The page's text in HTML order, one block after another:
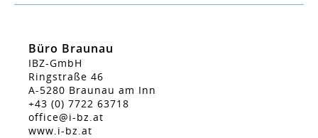
Büro Braunau
IBZ-GmbH
Ringstraße 46
A-5280 Braunau am Inn
+43 (0) 7722 63718
office@i-bz.at
www.i-bz.at